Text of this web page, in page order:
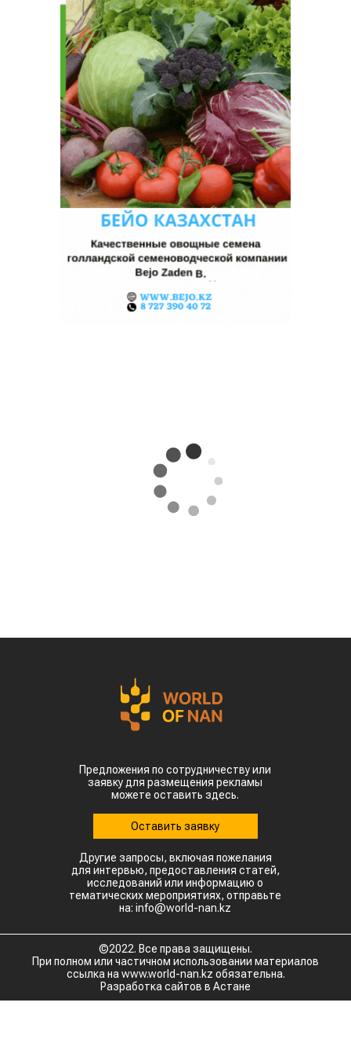
Предложения по сотрудничеству или
заявку для размещения рекламы
можете оставить здесь.
Оставить заявку
Другие запросы, включая пожелания
для интервью, предоставления статей,
исследований или информацию о
тематических мероприятиях, отправьте
на: info@world-nan.kz
©2022. Все права защищены.
При полном или частичном использовании материалов
ссылка на www.world-nan.kz обязательна.
Разработка сайтов в Астане